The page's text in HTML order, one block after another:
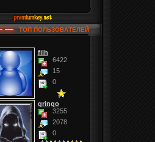
ТОП ПОЛЬЗОВАТЕЛЕЙ
filh
6422
15
0
gringo
3255
2078
0